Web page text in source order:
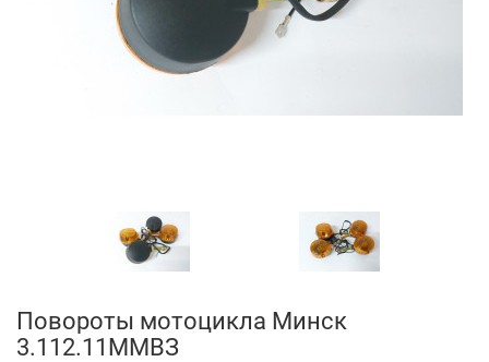
Повороты мотоцикла Минск
3.112.11ММВЗ